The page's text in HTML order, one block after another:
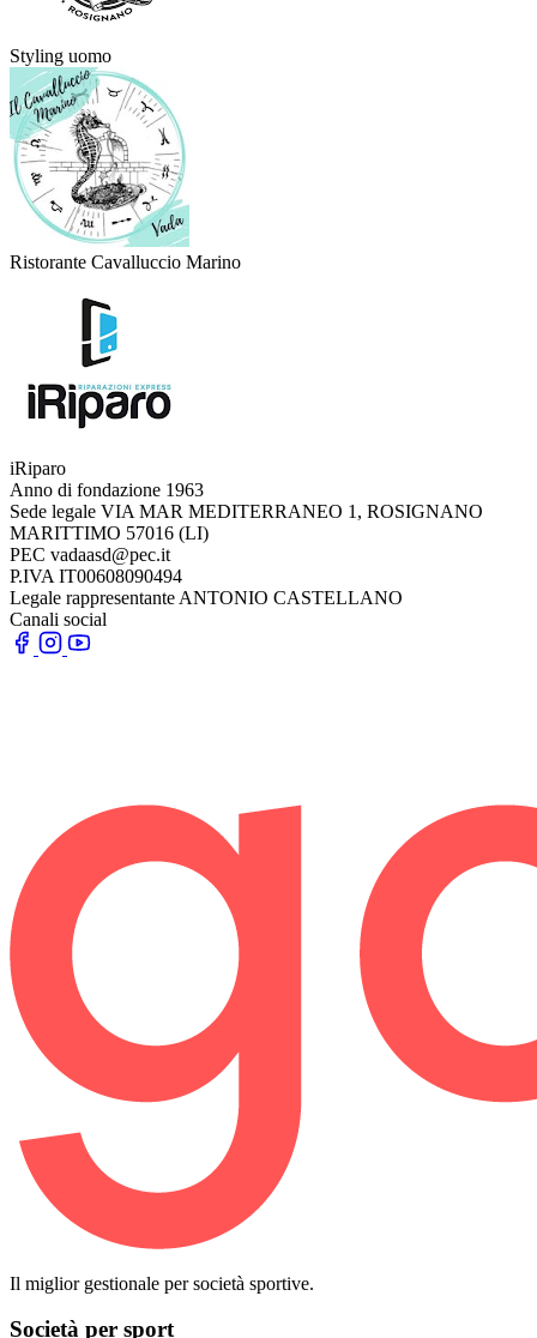
Styling uomo
Ristorante Cavalluccio Marino
iRiparo
Anno di fondazione 1963
Sede legale VIA MAR MEDITERRANEO 1, ROSIGNANO
MARITTIMO 57016 (LI)
PEC vadaasd@pec.it
P.IVA IT00608090494
Legale rappresentante ANTONIO CASTELLANO
Canali social
Il miglior gestionale per società sportive.
Società per sport